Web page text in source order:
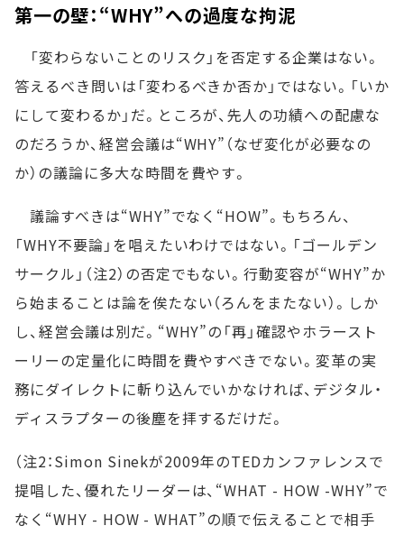
第一の壁：“WHY”への過度な拘泥
「変わらないことのリスク」を否定する企業はない。
答えるべき問いは「変わるべきか否か」ではない。「いか
にして変わるか」だ。ところが、先人の功績への配慮な
のだろうか、経営会議は“WHY”（なぜ変化が必要なの
か）の議論に多大な時間を費やす。
議論すべきは“WHY”でなく“HOW”。もちろん、
「WHY不要論」を唱えたいわけではない。「ゴールデン
サークル」（注2）の否定でもない。行動変容が“WHY”か
ら始まることは論を俟たない（ろんをまたない）。しか
し、経営会議は別だ。“WHY”の「再」確認やホラースト
ーリーの定量化に時間を費やすべきでない。変革の実
務にダイレクトに斬り込んでいかなければ、デジタル・
ディスラプターの後塵を拝するだけだ。
（注2：Simon Sinekが2009年のTEDカンファレンスで
提唱した、優れたリーダーは、“WHAT - HOW -WHY”で
なく“WHY - HOW - WHAT”の順で伝えることで相手